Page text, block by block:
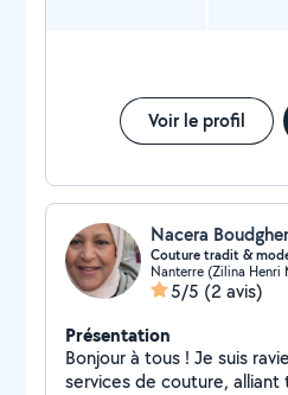
Voir le profil
Couture tradit &
Nanterre (Zilina Henri
5/5 (2 avis)
Présentation
Bonjour à tous ! Je suis
services de couture,